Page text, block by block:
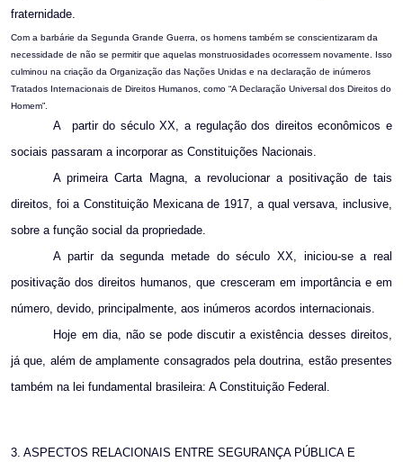
fraternidade.
Com a barbárie da Segunda Grande Guerra, os homens também se conscientizaram da
necessidade de não se permitir que aquelas monstruosidades ocorressem novamente. Isso
culminou na criação da Organização das Nações Unidas e na declaração de inúmeros
Tratados Internacionais de Direitos Humanos, como “A Declaração Universal dos Direitos do
Homem”.
A
partir do século XX, a regulação dos direitos econômicos e
sociais passaram a incorporar as Constituições Nacionais.
A primeira Carta Magna, a revolucionar a positivação de tais
direitos, foi a Constituição Mexicana de 1917, aqual versava, inclusive,
sobre a função social da propriedade.
A partir da segunda metade do século XX, iniciou-se a real
positivação dos direitos humanos, que cresceram em importância e em
número, devido, principalmente, aos inúmeros acordos internacionais.
Hoje em dia, não se pode discutir a existência desses direitos,
já que, além de amplamente consagrados pela doutrina, estão presentes
também na lei fundamental brasileira: A Constituição Federal.
3. ASPECTOS RELACIONAIS ENTRE SEGURANÇA PÚBLICA E